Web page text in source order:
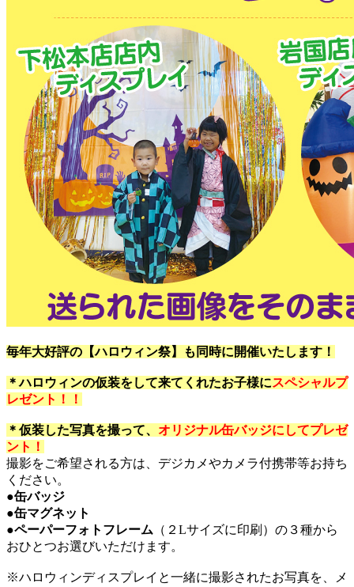
毎年大好評の【ハロウィン祭】も同時に開催いたします！
＊ハロウィンの仮装をして来てくれたお子様にスペシャルプ
レゼント！！
＊仮装した写真を撮って、 オリジナル缶バッジにしてプレゼ
ント！
撮影をご希望される方は、デジカメやカメラ付携帯等お持ち
ください。
●缶バッジ
●缶マグネット
●ペーパーフォトフレーム （２Lサイズに印刷）の３種から
おひとつお選びいただけます。
※ハロウィンディスプレイと一緒に撮影されたお写真を、メ